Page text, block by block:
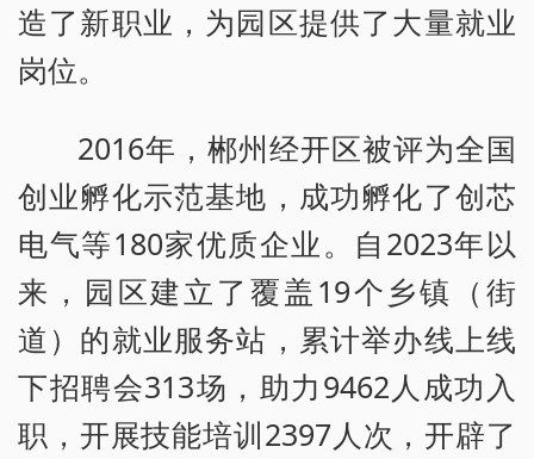
造了新职业，为园区提供了大量就业
岗位。
2016年，郴州经开区被评为全国
创业孵化示范基地，成功孵化了创芯
电气等180家优质企业。自2023年以
来，园区建立了覆盖19个乡镇（街
道）的就业服务站，累计举办线上线
下招聘会313场，助力9462人成功入
职，开展技能培训2397人次，开辟了